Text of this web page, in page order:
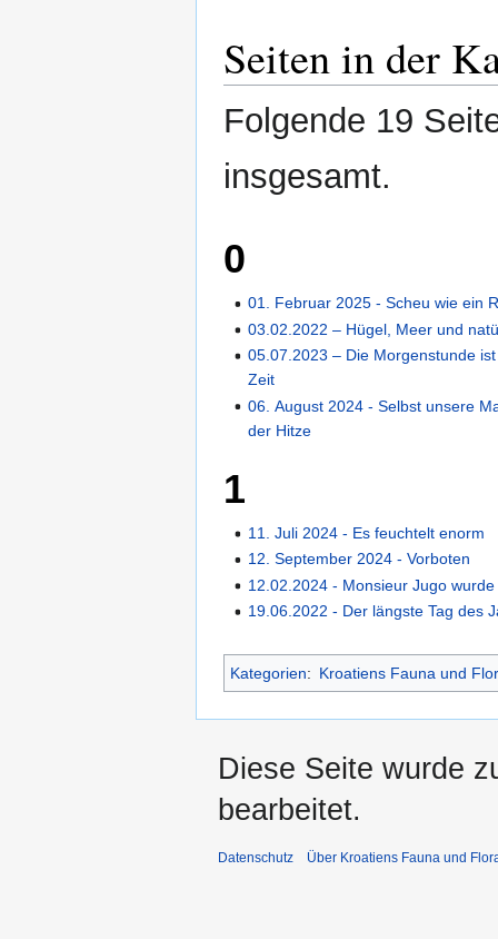
Seiten in der
Folgende 19
insgesamt.
0
01. Februar 2025 - Scheu wie ein
03.02.2022 – Hügel, Meer und
05.07.2023 – Die Morgenstunde
Zeit
06. August 2024 - Selbst unsere
der Hitze
1
11. Juli 2024 - Es feuchtelt enorm
12. September 2024 - Vorboten
12.02.2024 - Monsieur Jugo
19.06.2022 - Der längste Tag des
Kategorien: Kroatiens Fauna und
Diese Seite wurde
bearbeitet.
Datenschutz Über Kroatiens Fauna und